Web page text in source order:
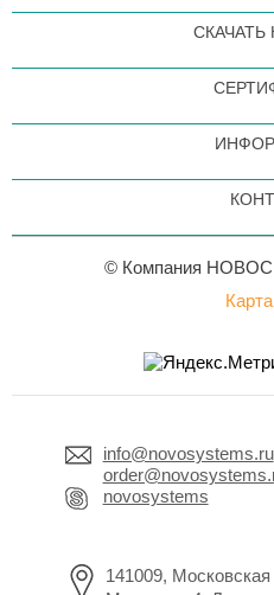
СКАЧАТЬ
© Компания
info@novosystems.ru
novosystems
141009,